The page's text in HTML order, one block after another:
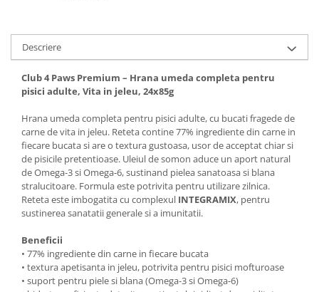
Descriere
Club 4 Paws Premium – Hrana umeda completa pentru
pisici adulte, Vita in jeleu, 24x85g
Hrana umeda completa pentru pisici adulte, cu bucati fragede de
carne de vita in jeleu. Reteta contine 77% ingrediente din carne in
fiecare bucata si are o textura gustoasa, usor de acceptat chiar si
de pisicile pretentioase. Uleiul de somon aduce un aport natural
de Omega-3 si Omega-6, sustinand pielea sanatoasa si blana
stralucitoare. Formula este potrivita pentru utilizare zilnica.
Reteta este imbogatita cu complexul INTEGRAMIX, pentru
sustinerea sanatatii generale si a imunitatii.
Beneficii
• 77% ingrediente din carne in fiecare bucata
• textura apetisanta in jeleu, potrivita pentru pisici mofturoase
• suport pentru piele si blana (Omega-3 si Omega-6)